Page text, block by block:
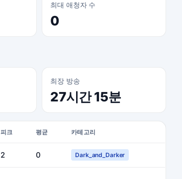
최대 애청자 수
0
최장 방송
27시간 15분
피크 평균 카테고리
2 0 Dark_and_Darker